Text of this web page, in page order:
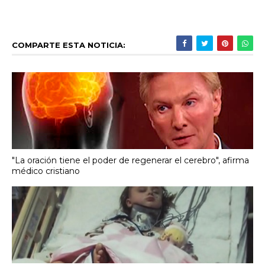
COMPARTE ESTA NOTICIA:
"La oración tiene el poder de regenerar el cerebro", afirma
médico cristiano